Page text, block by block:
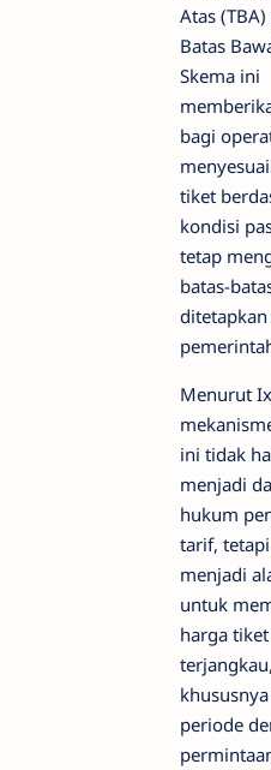
Atas
Batas
Skema ini
bagi
tiket
kondisi
tetap
batas-
ditetapkan
Menurut
ini tidak
menjadi
hukum
tarif,
menjadi
untuk
harga
terjangkau,
periode